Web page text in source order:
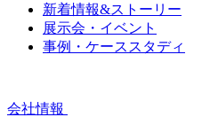
新着情報&ストーリー
展示会・イベント
事例・ケーススタディ
会社情報